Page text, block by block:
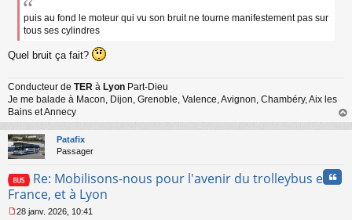
g
e
n
l
u
puis au fond le moteur qui vu son bruit ne tourne manifestement pas sur
tous ses cylindres
Quel bruit ça fait?
Conducteur de TER à Lyon Part-Dieu
Je me balade à Macon, Dijon, Grenoble, Valence, Avignon, Chambéry, Aix les
Bains et Annecy
au
Patafix
Passager
Re: Mobilisons-nous pour l'avenir du trolleybus en
France, et à Lyon
28 janv. 2026, 10:41